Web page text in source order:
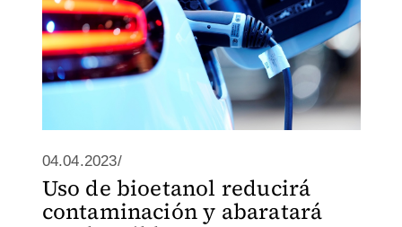
04.04.2023/
Uso de bioetanol reducirá
contaminación y abaratará